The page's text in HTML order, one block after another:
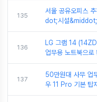
135
서울 공유오피스
dot;시설&middot;
136
LG 그램 14
업무용 노트북으로
137
50만원대 사무 업
우 11 Pro 기본 탑